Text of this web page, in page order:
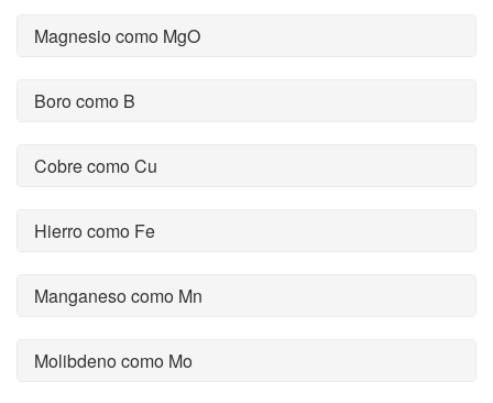
Magnesio como MgO
Boro como B
Cobre como Cu
Hierro como Fe
Manganeso como Mn
Molibdeno como Mo